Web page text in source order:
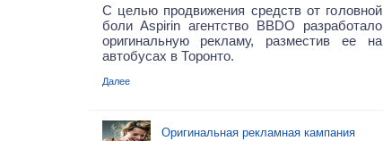
С целью продвижения средств от головной
боли Aspirin агентство BBDO разработало
оригинальную рекламу, разместив ее на
автобусах в Торонто.
Далее
Оригинальная рекламная кампания